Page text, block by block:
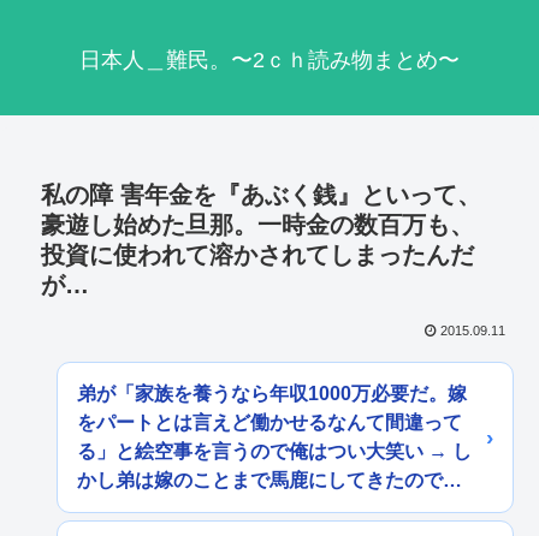
日本人＿難民。〜2ｃｈ読み物まとめ〜
私の障 害年金を『あぶく銭』といって、
豪遊し始めた旦那。一時金の数百万も、
投資に使われて溶かされてしまったんだ
が…
2015.09.11
弟が「家族を養うなら年収1000万必要だ。嫁
をパートとは言えど働かせるなんて間違って
る」と絵空事を言うので俺はつい大笑い → し
かし弟は嫁のことまで馬鹿にしてきたので…